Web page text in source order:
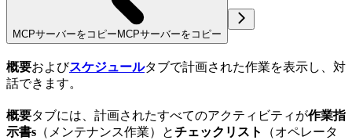
MCPサーバーをコピー MCPサーバーをコピー
概要およびスケジュールタブで計画された作業を表示し、対
話できます。
概要タブには、計画されたすべてのアクティビティが作業指
示書s （メンテナンス作業）とチェックリスト
（オペレータ